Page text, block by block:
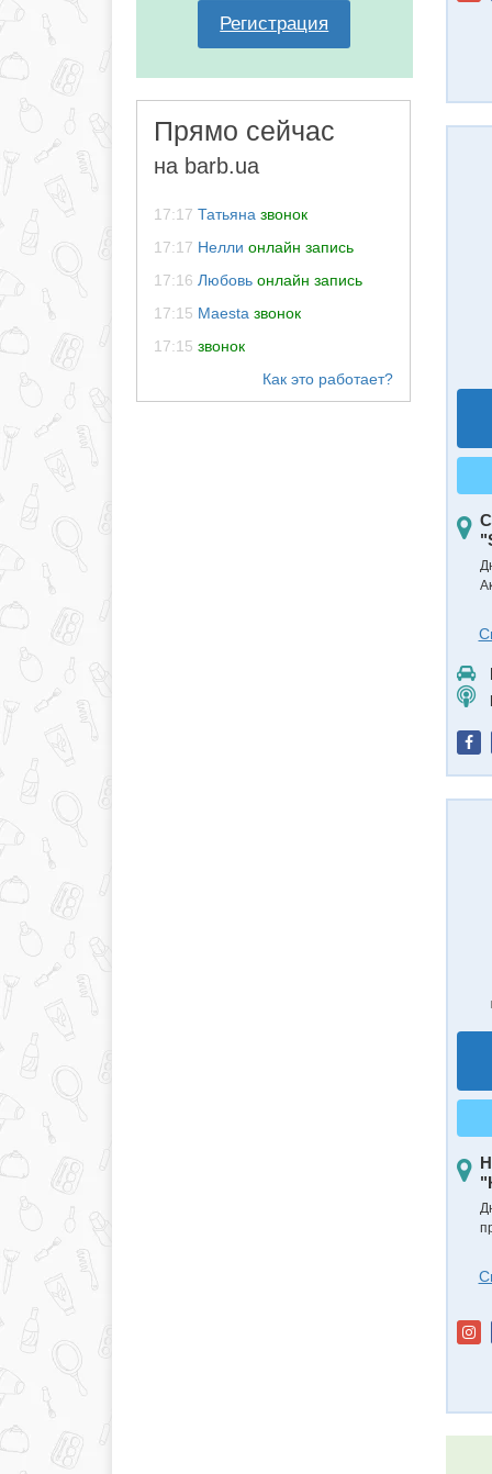
Регистрация
Прямо сейчас
на barb.ua
17:17 Татьяна звонок
17:17 Нелли онлайн запись
17:16 Любовь онлайн запись
17:15 Maesta звонок
17:15 звонок